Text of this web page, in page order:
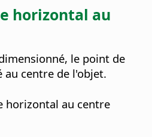
horizontal au
le point de
au centre de l'objet.
horizontal au centre